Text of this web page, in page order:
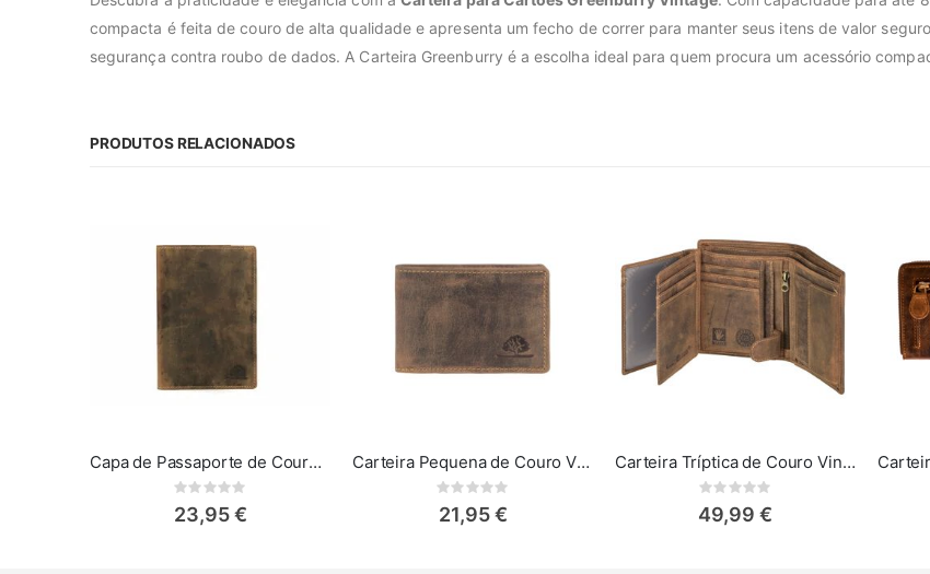
compacta é feita de couro de alta qualidade e apresenta um fecho de correr para manter seus itens de valor
segurança contra roubo de dados. A Carteira Greenburry é a escolha ideal para quem procura um acessório
PRODUTOS RELACIONADOS
Capa de Passaporte de Couro Vintage Greenburry
Rating:
23,95 €
Carteira Pequena de Couro Vintage Greenburry
Rating:
21,95 €
Carteira Tríptica de Couro Vintage Greenburry
Rating:
49,99 €